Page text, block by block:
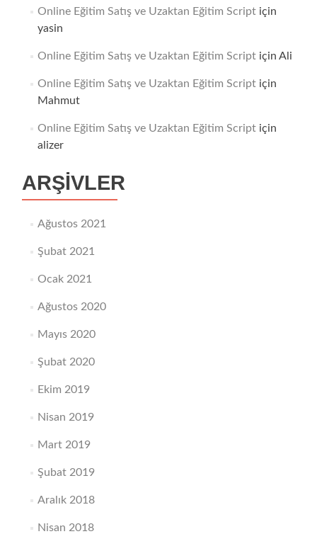
Online Eğitim Satış ve Uzaktan Eğitim Scriptiçin
yasin
Online Eğitim Satış ve Uzaktan Eğitim Scriptiçin Ali
Online Eğitim Satış ve Uzaktan Eğitim Scriptiçin
Mahmut
Online Eğitim Satış ve Uzaktan Eğitim Scriptiçin
alizer
ARŞIVLER
Ağustos 2021
Şubat 2021
Ocak 2021
Ağustos 2020
Mayıs 2020
Şubat 2020
Ekim 2019
Nisan 2019
Mart 2019
Şubat 2019
Aralık 2018
Nisan 2018